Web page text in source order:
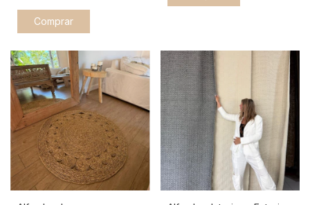
Comprar